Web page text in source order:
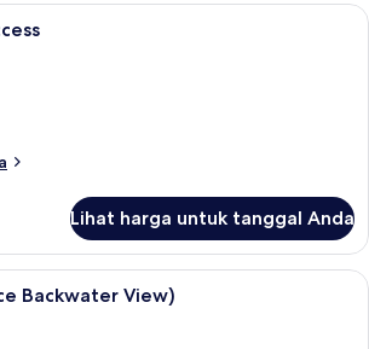
Seprai premium, minibar, brankas,
Lihat harga untuk tanggal Anda
Suite (Grand Terrace Backwater
Backwater View)